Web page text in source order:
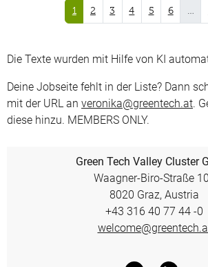
1 2 3 4 5 6 …
Die Texte wurden mit Hilfe von KI
Deine Jobseite fehlt in der Liste? Dann
mit der URL an veronika@greentech.at.
diese hinzu. MEMBERS ONLY.
Green Tech Valley Cluster
Waagner-Biro-Straße
8020 Graz, Austria
+43 316 40 77 44 -0